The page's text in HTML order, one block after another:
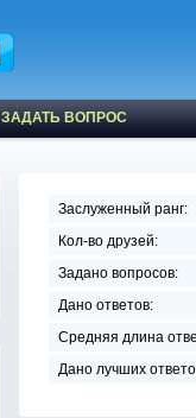
ЗАДАТЬ ВОПРОС
Заслуженный ранг:
Кол-во друзей:
Задано вопросов:
Дано ответов:
Средняя длина
Дано лучших